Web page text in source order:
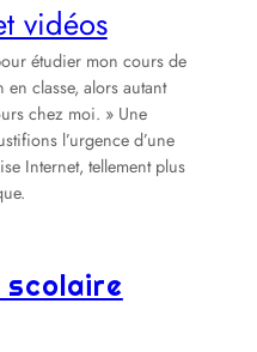
vidéos
étudier mon cours de
classe, alors autant
chez moi. » Une
l’urgence d’une
Internet, tellement plus
scolaire